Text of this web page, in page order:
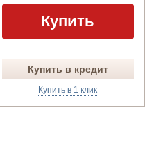
Купить
Купить в кредит
Купить в 1 клик